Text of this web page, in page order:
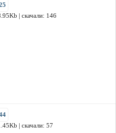
| скачали: 146
| скачали: 57